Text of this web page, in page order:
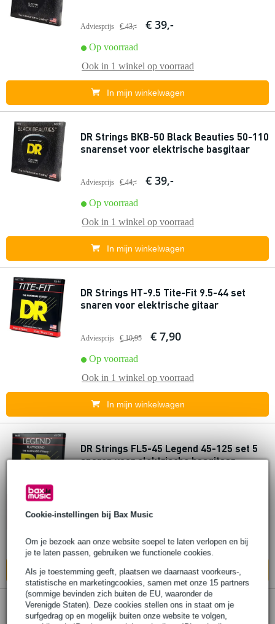
Cookie-instellingen bij Bax Music
Om je bezoek aan onze website soepel te laten verlopen en bij
je te laten passen, gebruiken we functionele cookies.
Als je toestemming geeft, plaatsen we daarnaast voorkeurs-,
statistische en marketingcookies, samen met onze 15 partners
(sommige bevinden zich buiten de EU, waaronder de
Verenigde Staten). Deze cookies stellen ons in staat om je
surfgedrag op en mogelijk buiten onze website te volgen,
Adviesprijs € 43,- € 39,-
Op voorraad
Ook in 1 winkel op voorraad
In mijn winkelwagen
DR Strings BKB-50 Black Beauties 50-110
snarenset voor elektrische basgitaar
Adviesprijs € 44,- € 39,-
Op voorraad
Ook in 1 winkel op voorraad
In mijn winkelwagen
DR Strings HT-9.5 Tite-Fit 9.5-44 set
snaren voor elektrische gitaar
Adviesprijs € 10,95 € 7,90
Op voorraad
Ook in 1 winkel op voorraad
In mijn winkelwagen
10% EXTRA
KORTING MET
DR Strings FL5-45 Legend 45-125 set 5
snaren voor elektrische basgitaar
Op voorraad
Ook in1 winkelop voorraad
In mijn winkelwagen
DR Strings HA-11 Hi-Beam 11-50 set